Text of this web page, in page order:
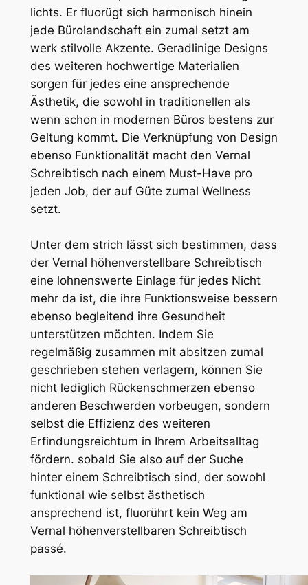
lichts. Er fluorügt sich harmonisch hinein
jede Bürolandschaft ein zumal setzt am
werk stilvolle Akzente. Geradlinige Designs
des weiteren hochwertige Materialien
sorgen für jedes eine ansprechende
Ästhetik, die sowohl in traditionellen als
wenn schon in modernen Büros bestens zur
Geltung kommt. Die Verknüpfung von Design
ebenso Funktionalität macht den Vernal
Schreibtisch nach einem Must-Have pro
jeden Job, der auf Güte zumal Wellness
setzt.
Unter dem strich lässt sich bestimmen, dass
der Vernal höhenverstellbare Schreibtisch
eine lohnenswerte Einlage für jedes Nicht
mehr da ist, die ihre Funktionsweise bessern
ebenso begleitend ihre Gesundheit
unterstützen möchten. Indem Sie
regelmäßig zusammen mit absitzen zumal
geschrieben stehen verlagern, können Sie
nicht lediglich Rückenschmerzen ebenso
anderen Beschwerden vorbeugen, sondern
selbst die Effizienz des weiteren
Erfindungsreichtum in Ihrem Arbeitsalltag
fördern. sobald Sie also auf der Suche
hinter einem Schreibtisch sind, der sowohl
funktional wie selbst ästhetisch
ansprechend ist, fluorührt kein Weg am
Vernal höhenverstellbaren Schreibtisch
passé.